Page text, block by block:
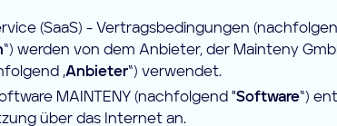
(SaaS) - Vertragsbedingungen
“) werden von dem Anbieter, der Mainteny
„Anbieter“) verwendet.
MAINTENY (nachfolgend "Software“)
über das Internet an.